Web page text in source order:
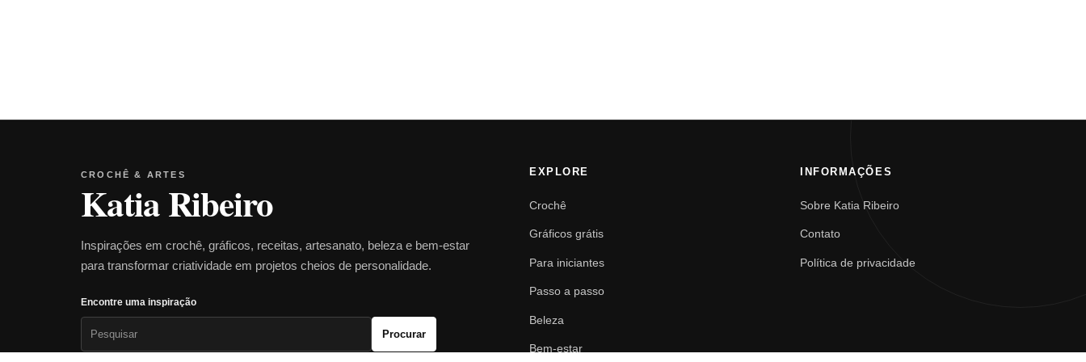
CROCHÊ & ARTES
Katia Ribeiro
Inspirações em crochê, gráficos, receitas, artesanato, beleza e bem-estar
para transformar criatividade em projetos cheios de personalidade.
Encontre uma inspiração
Procurar
EXPLORE
Crochê
Gráficos grátis
Para iniciantes
Passo a passo
Beleza
Bem-estar
INFORMAÇÕES
Sobre Katia Ribeiro
Contato
Política de privacidade